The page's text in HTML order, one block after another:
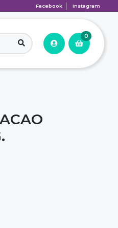
Facebook Instagram
0